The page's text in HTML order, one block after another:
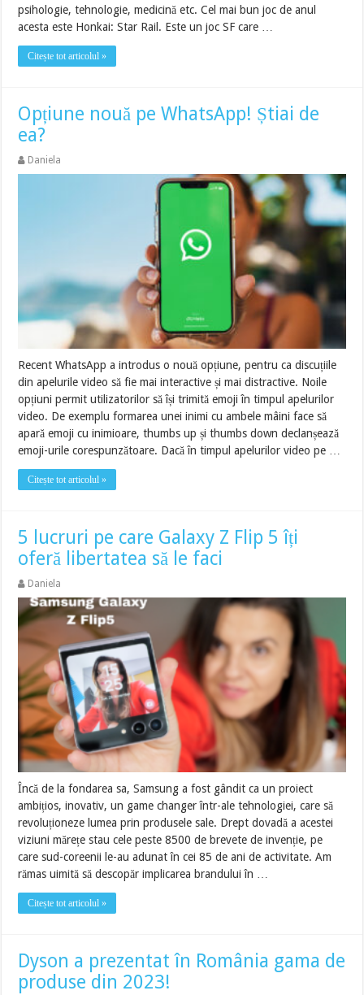
psihologie, tehnologie, medicină etc. Cel mai bun joc de anul
acesta este Honkai: Star Rail. Este un joc SF care …
Citește tot articolul »
Opțiune nouă pe WhatsApp! Știai de
ea?
Daniela
Recent WhatsApp a introdus o nouă opțiune, pentru ca discuțiile
din apelurile video să fie mai interactive și mai distractive. Noile
opțiuni permit utilizatorilor să își trimită emoji în timpul apelurilor
video. De exemplu formarea unei inimi cu ambele mâini face să
apară emoji cu inimioare, thumbs up și thumbs down declanșează
emoji-urile corespunzătoare. Dacă în timpul apelurilor video pe …
Citește tot articolul »
5 lucruri pe care Galaxy Z Flip 5 îți
oferă libertatea să le faci
Daniela
Încă de la fondarea sa, Samsung a fost gândit ca un proiect
ambițios, inovativ, un game changer într-ale tehnologiei, care să
revoluționeze lumea prin produsele sale. Drept dovadă a acestei
viziuni mărețe stau cele peste 8500 de brevete de invenție, pe
care sud-coreenii le-au adunat în cei 85 de ani de activitate. Am
rămas uimită să descopăr implicarea brandului în …
Citește tot articolul »
Dyson a prezentat în România gama de
produse din 2023!